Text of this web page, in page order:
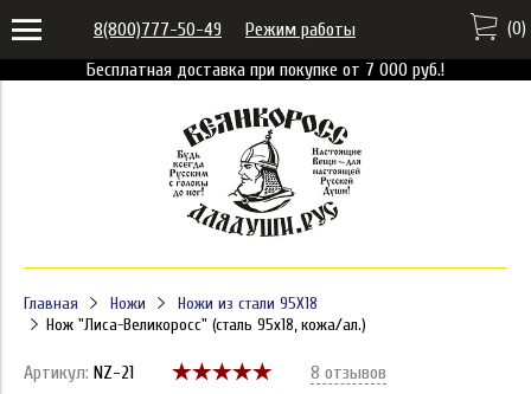
Бесплатная доставка при покупке от 7 000 руб.!
8(800)777-50-49 Режим работы (0)
Главная Ножи
Ножи из стали 95X18
Нож "Лиса-Великоросс" (сталь 95x18, кожа/ал.)
Артикул: NZ-21 8 отзывов